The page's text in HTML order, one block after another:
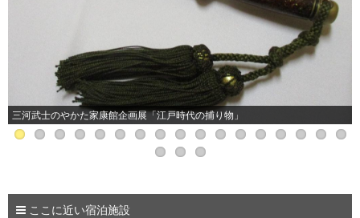
三河武士のやかた家康館企画展「江戸時代の捕り物」
ここに近い宿泊施設